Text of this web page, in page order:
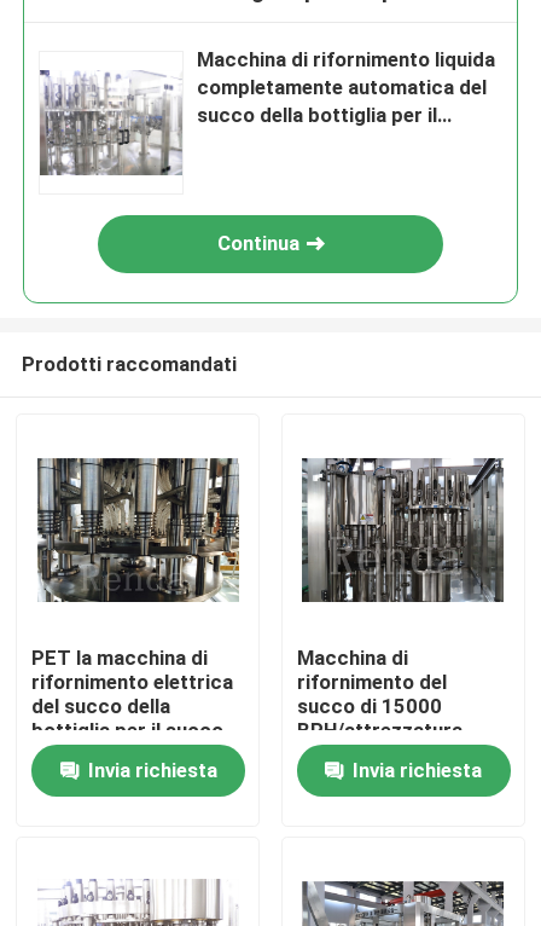
Casa
Contatti
Macchina di rifornimento liquida
completamente automatica del
succo della bottiglia per il
Continua
Prodotti raccomandati
PET la macchina di
rifornimento elettrica
del succo della
bottiglia per il succo
di frutta/bevanda che
imballa 3.2KW
Invia richiesta
Macchina di
rifornimento del
succo di 15000
BPH/attrezzatura
imbottigliante del
succo per la bevanda
10KW
Invia richiesta